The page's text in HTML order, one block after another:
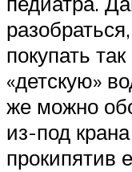
покупать
«детскую»
же можно
из-под
прокипятив